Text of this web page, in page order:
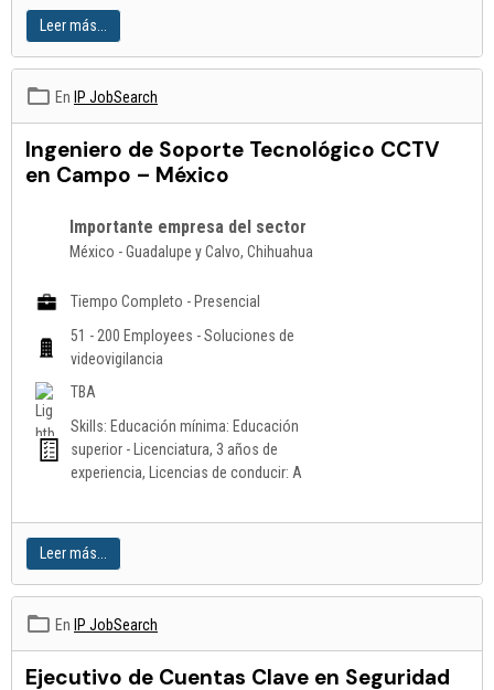
Leer más...
En IP JobSearch
Ingeniero de Soporte Tecnológico CCTV
en Campo – México
Importante empresa del sector
México - Guadalupe y Calvo, Chihuahua
Tiempo Completo - Presencial
51 - 200 Employees - Soluciones de
videovigilancia
TBA
Skills: Educación mínima: Educación
superior - Licenciatura, 3 años de
experiencia, Licencias de conducir: A
Leer más...
En IP JobSearch
Ejecutivo de Cuentas Clave en Seguridad